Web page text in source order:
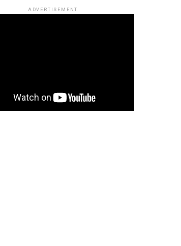
ADVERTISEMENT